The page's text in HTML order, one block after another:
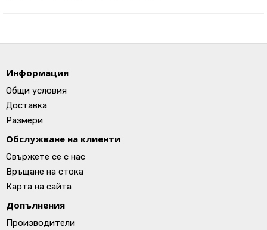
Информация
Общи условия
Доставка
Размери
Обслужване на клиенти
Свържете се с нас
Връщане на стока
Карта на сайта
Допълнения
Производители